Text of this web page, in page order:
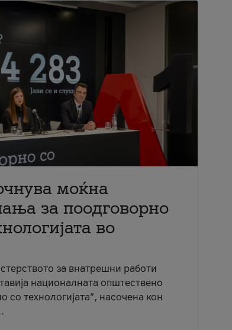
моќна
за поодговорно
во
за внатрешни работи
националната општествено
технологијата“, насочена кон